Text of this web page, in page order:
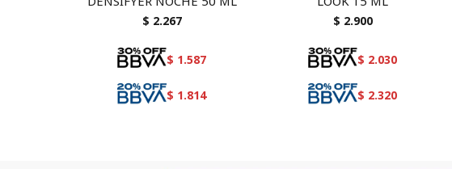
$ 2.267
$ 1.587
$ 1.814
$ 2.900
$ 2.030
$ 2.320